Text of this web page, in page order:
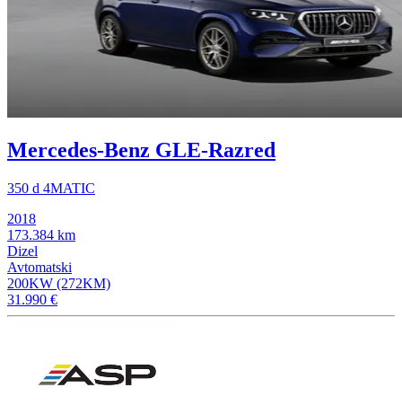
Mercedes-Benz GLE-Razred
350 d 4MATIC
2018
173.384 km
Dizel
Avtomatski
200KW (272KM)
31.990 €